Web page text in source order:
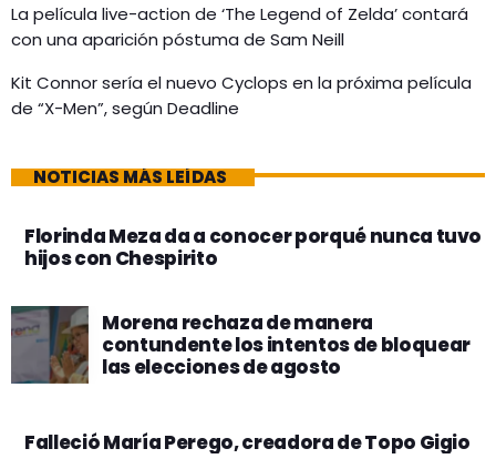
La película live-action de ‘The Legend of Zelda’ contará
con una aparición póstuma de Sam Neill
Kit Connor sería el nuevo Cyclops en la próxima película
de “X-Men”, según Deadline
NOTICIAS MÁS LEÍDAS
Florinda Meza da a conocer porqué nunca tuvo
hijos con Chespirito
Morena rechaza de manera
contundente los intentos de bloquear
las elecciones de agosto
Falleció María Perego, creadora de Topo Gigio